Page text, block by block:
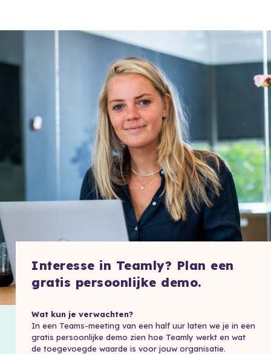
Interesse in Teamly? Plan een
gratis persoonlijke demo.
Wat kun je verwachten?
In een Teams-meeting van een half uur laten we je in een
gratis persoonlijke demo zien hoe Teamly werkt en wat
de toegevoegde waarde is voor jouw organisatie.